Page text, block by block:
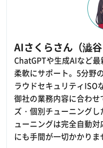
AIさくらさん（澁谷
ChatGPTや生成AIなど
柔軟にサポート。5分野
ラウドセキュリティISO
御社の業務内容に合わ
ズ・個別チューニング
ューニングは完全自動
にも手間が一切かかりま